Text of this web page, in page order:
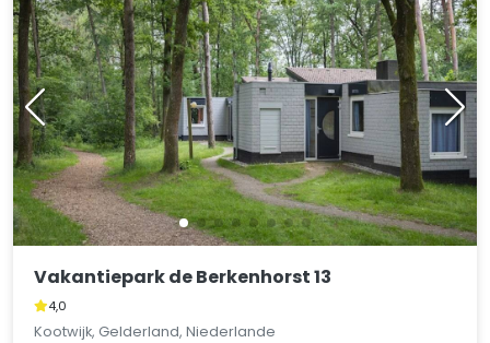
Vakantiepark de Berkenhorst 13
4,0
Kootwijk, Gelderland, Niederlande